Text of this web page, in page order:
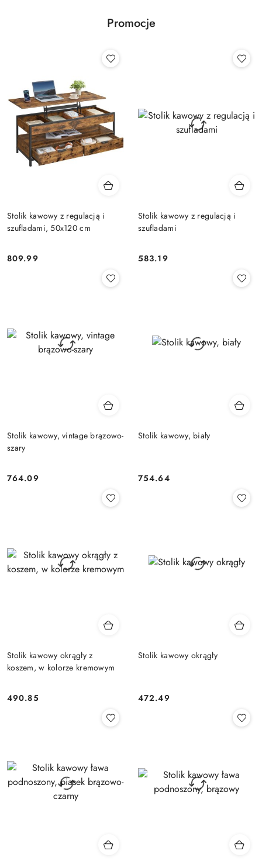
Promocje
Stolik kawowy z regulacją i
szufladami, 50x120 cm
Cena:
809.99
Stolik kawowy z regulacją i
szufladami
Cena:
583.19
Stolik kawowy, vintage brązowo-
szary
Cena:
764.09
Stolik kawowy, biały
Cena:
754.64
Stolik kawowy okrągły z
koszem, w kolorze kremowym
Cena:
490.85
Stolik kawowy okrągły
Cena:
472.49